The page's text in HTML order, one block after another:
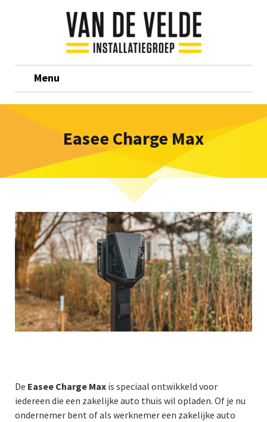
Menu
Easee Charge Max
De Easee Charge Max is speciaal ontwikkeld voor
iedereen die een zakelijke auto thuis wil opladen. Of je nu
ondernemer bent of als werknemer een zakelijke auto